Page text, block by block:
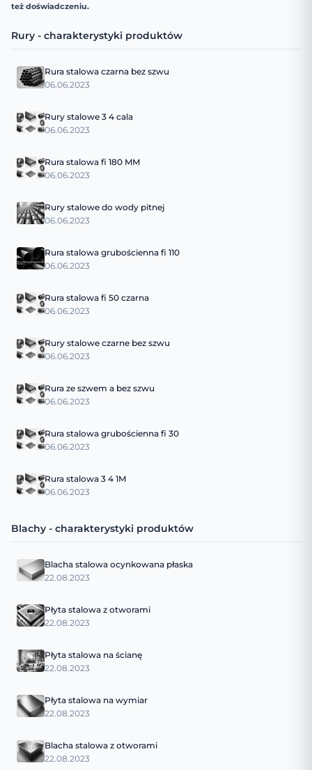
też doświadczeniu.
Rury - charakterystyki produktów
Rura stalowa czarna bez szwu
06.06.2023
Rury stalowe 3 4 cala
06.06.2023
Rura stalowa fi 180 MM
06.06.2023
Rury stalowe do wody pitnej
06.06.2023
Rura stalowa grubościenna fi 110
06.06.2023
Rura stalowa fi 50 czarna
06.06.2023
Rury stalowe czarne bez szwu
06.06.2023
Rura ze szwem a bez szwu
06.06.2023
Rura stalowa grubościenna fi 30
06.06.2023
Rura stalowa 3 4 1M
06.06.2023
Blachy - charakterystyki produktów
Blacha stalowa ocynkowana płaska
22.08.2023
Płyta stalowa z otworami
22.08.2023
Płyta stalowa na ścianę
22.08.2023
Płyta stalowa na wymiar
22.08.2023
Blacha stalowa z otworami
22.08.2023